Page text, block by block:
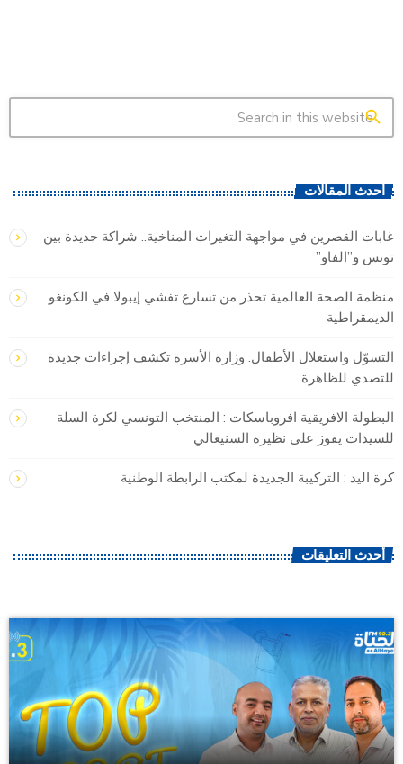
search
أحدث المقالات
غابات القصرين في مواجهة التغيرات المناخية.. شراكة جديدة بين
تونس و”الفاو”
منظمة الصحة العالمية تحذر من تسارع تفشي إيبولا في الكونغو
الديمقراطية
التسوّل واستغلال الأطفال: وزارة الأسرة تكشف إجراءات جديدة
للتصدي للظاهرة
البطولة الافريقية افروباسكات : المنتخب التونسي لكرة السلة
للسيدات يفوز على نظيره السنيغالي
كرة اليد : التركيبة الجديدة لمكتب الرابطة الوطنية
أحدث التعليقات